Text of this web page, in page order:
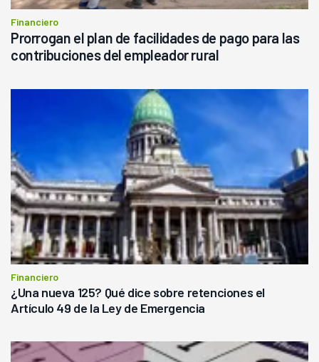
Financiero
Prorrogan el plan de facilidades de pago para las
contribuciones del empleador rural
Financiero
¿Una nueva 125? Qué dice sobre retenciones el
Artículo 49 de la Ley de Emergencia